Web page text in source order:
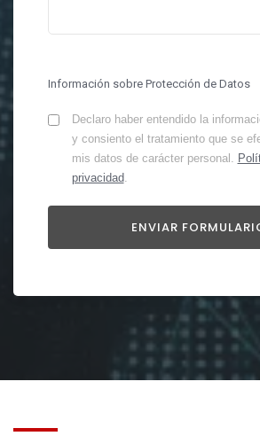
Información sobre Protección de Datos
Declaro haber entendido la
y consiento el tratamiento que se
mis datos de carácter personal.
privacidad.